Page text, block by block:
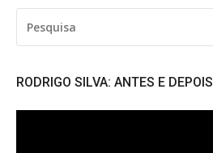
POR:
RODRIGO SILVA: ANTES E DEPOIS